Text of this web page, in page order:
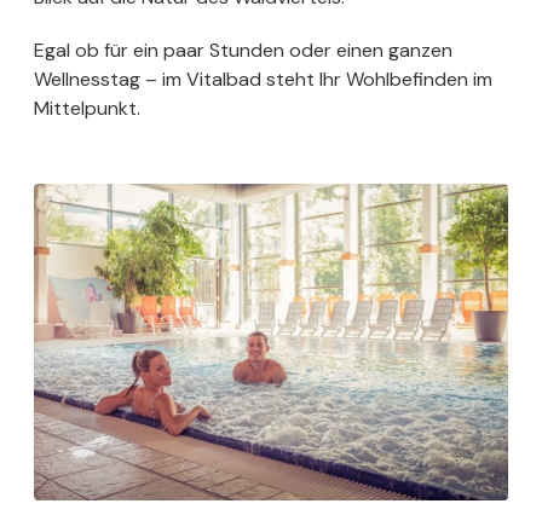
Egal ob für ein paar Stunden oder einen ganzen
Wellnesstag – im Vitalbad steht Ihr Wohlbefinden im
Mittelpunkt.